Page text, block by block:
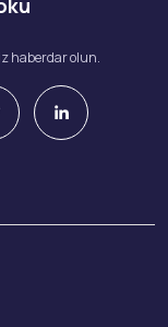
haberdar olun.